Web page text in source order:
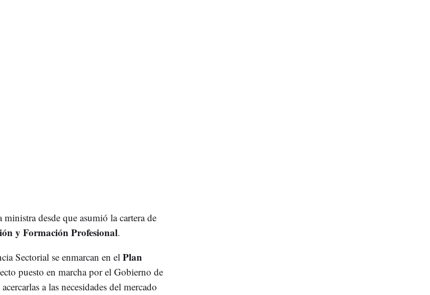
ministra desde que asumió la cartera de
y Formación Profesional.
Sectorial se enmarcan en el Plan
puesto en marcha por el Gobierno de
a las necesidades del mercado